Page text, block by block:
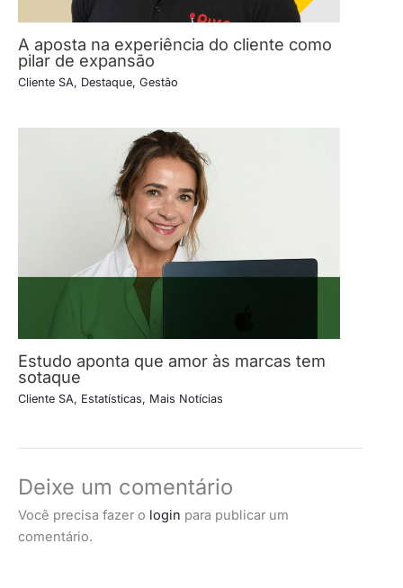
A aposta na experiência do cliente como
pilar de expansão
Cliente SA, Destaque, Gestão
Estudo aponta que amor às marcas tem
sotaque
Cliente SA, Estatísticas, Mais Notícias
Deixe um comentário
Você precisa fazer o login para publicar um
comentário.